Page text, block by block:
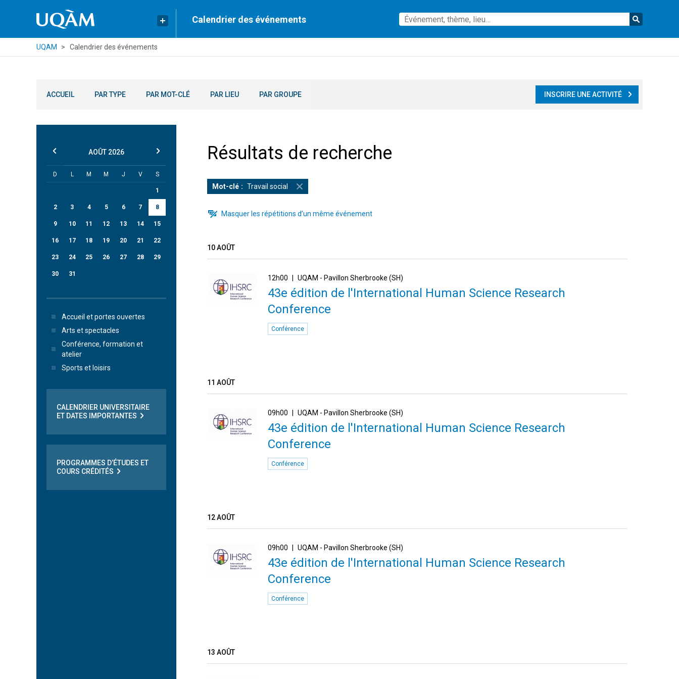
Calendrier des événements
UQAM Calendrier des événements
ACCUEIL PAR TYPE PAR MOT-CLÉ PAR LIEU PAR GROUPE INSCRIRE UNE ACTIVITÉ
Résultats de recherche
Mot-clé Travail social
Masquer les répétitions d’un même événement
10 AOÛT
12h00 UQAM - Pavillon Sherbrooke (SH)
43e édition de l'International Human Science Research
Conference
Conférence
11 AOÛT
09h00 UQAM - Pavillon Sherbrooke (SH)
43e édition de l'International Human Science Research
Conference
Conférence
12 AOÛT
09h00 UQAM - Pavillon Sherbrooke (SH)
43e édition de l'International Human Science Research
Conference
Conférence
13 AOÛT
AOÛT 2026
D L M M J V S
1
2 3 4 5 6 7 8
9 10 11 12 13 14 15
16 17 18 19 20 21 22
23 24 25 26 27 28 29
30 31
Accueil et portes ouvertes
Arts et spectacles
Conférence, formation et
atelier
Sports et loisirs
CALENDRIER UNIVERSITAIRE
ET DATES IMPORTANTES
PROGRAMMES D’ÉTUDES ET
COURS CRÉDITÉS